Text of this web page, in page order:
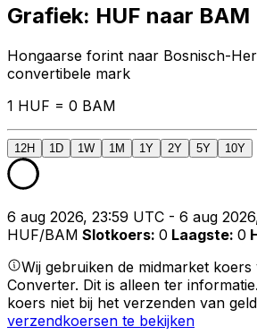
Grafiek: HUF naar BAM
Hongaarse forint naar Bosnisch-
convertibele mark
1 HUF = 0 BAM
12H 1D 1W 1M 1Y 2Y 5Y 10Y
6 aug 2026, 23:59 UTC - 6 aug
HUF/BAM Slotkoers: 0 Laagste: 0
Wij gebruiken de midmarket
Converter. Dit is alleen ter
koers niet bij het verzenden van
verzendkoersen te bekijken